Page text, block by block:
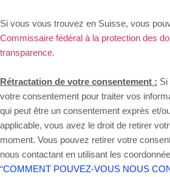
Si vous vous trouvez en Suisse, vous
Commissaire fédéral à la protection des
transparence.
Rétractation de votre consentement : Si
votre consentement pour traiter vos
qui peut être un consentement exprès et/
applicable, vous avez le droit de retirer
moment. Vous pouvez retirer votre
nous contactant en utilisant les
“COMMENT POUVEZ-VOUS NOUS